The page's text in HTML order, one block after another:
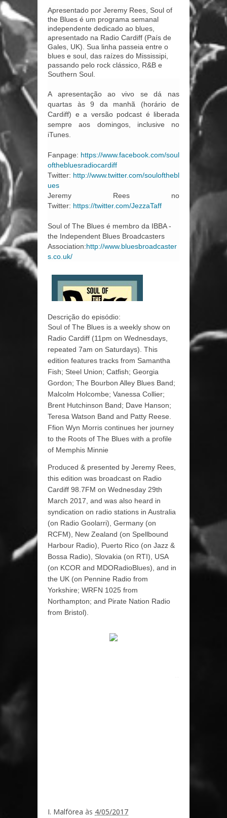
Apresentado por Jeremy Rees, Soul of
the Blues é um programa semanal
independente dedicado ao blues,
apresentado na Radio Cardiff (País de
Gales, UK). Sua linha passeia entre o
blues e soul, das raízes do Mississipi,
passando pelo rock clássico, R&B e
Southern Soul.
A apresentação ao vivo se dá nas
quartas às 9 da manhã (horário de
Cardiff) e a versão podcast é liberada
sempre aos domingos, inclusive no
iTunes.
Fanpage: https://www.facebook.com/soul
ofthebluesradiocardiff
Twitter: http://www.twitter.com/soulofthebl
ues
Jeremy Rees no
Twitter: https://twitter.com/JezzaTaff
Soul of The Blues é membro da IBBA -
the Independent Blues Broadcasters
Association:http://www.bluesbroadcaster
s.co.uk/
Descrição do episódio:
Soul of The Blues is a weekly show on
Radio Cardiff (11pm on Wednesdays,
repeated 7am on Saturdays). This
edition features tracks from Samantha
Fish; Steel Union; Catfish; Georgia
Gordon; The Bourbon Alley Blues Band;
Malcolm Holcombe; Vanessa Collier;
Brent Hutchinson Band; Dave Hanson;
Teresa Watson Band and Patty Reese.
Ffion Wyn Morris continues her journey
to the Roots of The Blues with a profile
of Memphis Minnie
Produced & presented by Jeremy Rees,
this edition was broadcast on Radio
Cardiff 98.7FM on Wednesday 29th
March 2017, and was also heard in
syndication on radio stations in Australia
(on Radio Goolarri), Germany (on
RCFM), New Zealand (on Spellbound
Harbour Radio), Puerto Rico (on Jazz &
Bossa Radio), Slovakia (on RTI), USA
(on KCOR and MDORadioBlues), and in
the UK (on Pennine Radio from
Yorkshire; WRFN 1025 from
Northampton; and Pirate Nation Radio
from Bristol).
I. Malförea às 4/05/2017